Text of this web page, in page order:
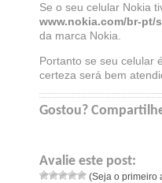
Se o seu celular Nokia
www.nokia.com/br-pt/
da marca Nokia.
Portanto se seu celular
certeza será bem
Gostou?
Avalie este post:
(Seja o primeiro